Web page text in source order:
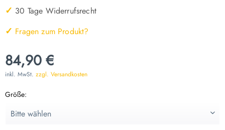
✓ 30 Tage Widerrufsrecht
✓ Fragen zum Produkt?
84,90 €
inkl. MwSt. zzgl. Versandkosten
Größe: